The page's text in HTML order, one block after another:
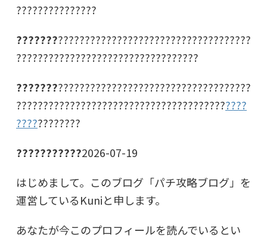
???????????????
???????????????????????????????????????????
??????????????????????????????????
???????????????????????????????????????????
???????????????????????????????????????????
????????????
???????????2026-07-19
はじめまして。このブログ「パチ攻略ブログ」を
運営しているKuniと申します。
あなたが今このプロフィールを読んでいるとい